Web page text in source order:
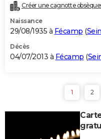
Créer une cagnotte
Naissance
29/08/1935 à Fécamp (
Décès
04/07/2013 à Fécamp (
1 2